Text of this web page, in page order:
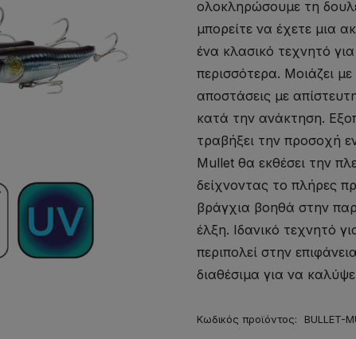
ολοκληρώσουμε τη
μπορείτε να έχετε μια
ένα κλασικό τεχνητό
περισσότερα. Μοιάζει
αποστάσεις με
κατά την ανάκτηση.
τραβήξει την προσοχή
Mullet θα εκθέσει την
δείχνοντας το πλήρες
βράγχια βοηθά στην
έλξη. Ιδανικό τεχνητό
περιπολεί στην
διαθέσιμα για να
Κωδικός προϊόντος: BULLET-